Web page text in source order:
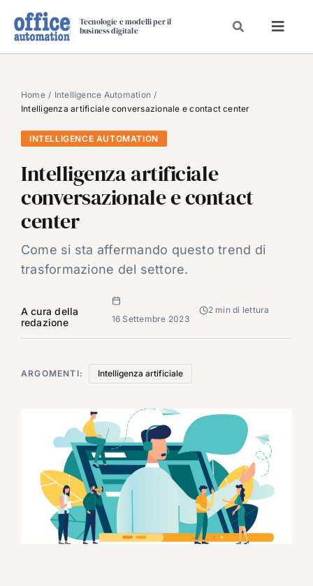
Tecnologie e modelli per il
business digitale
SPECIAL PAPER
TAVOLE ROTONDE DI REDAZIONE
DAL MERCATO
CARRIERE
VIDEO
EVENTI
CHI SIAMO
Home
Intelligence Automation
Intelligenza artificiale conversazionale e contact center
INTELLIGENCE AUTOMATION
Intelligenza artificiale
conversazionale e contact
center
Come si sta affermando questo trend di
trasformazione del settore.
A cura della
redazione
16 Settembre 2023
2 min di lettura
ARGOMENTI: Intelligenza artificiale